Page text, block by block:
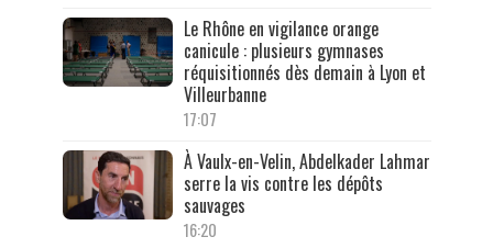
Le Rhône en vigilance orange
canicule : plusieurs gymnases
réquisitionnés dès demain à Lyon et
Villeurbanne
17:07
À Vaulx-en-Velin, Abdelkader Lahmar
serre la vis contre les dépôts
sauvages
16:20